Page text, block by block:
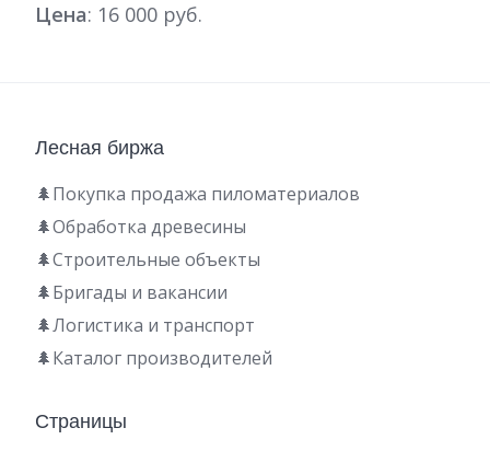
Цена: 16 000 руб.
Лесная биржа
🌲Покупка продажа пиломатериалов
🌲Обработка древесины
🌲Строительные объекты
🌲Бригады и вакансии
🌲Логистика и транспорт
🌲Каталог производителей
Страницы